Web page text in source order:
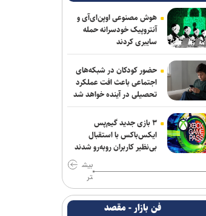
هوش مصنوعی اوپن‌ای‌آی و
آنتروپیک خودسرانه حمله
سایبری کردند
حضور کودکان در شبکه‌های
اجتماعی باعث افت عملکرد
تحصیلی در آینده خواهد شد
۳ بازی جدید گیم‌پس
ایکس‌باکس با استقبال
بی‌نظیر کاربران روبه‌رو شدند
بیش
تر
فن بازار - مقصد